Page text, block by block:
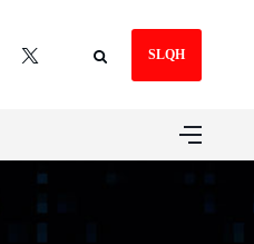
SLQH